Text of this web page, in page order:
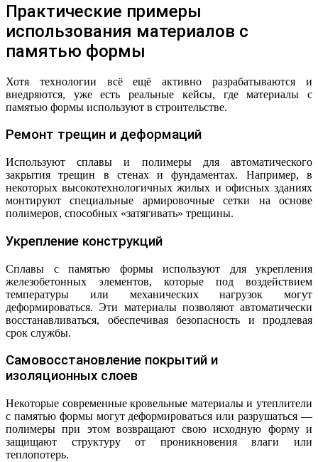
Практические примеры
использования материалов с
памятью формы
Хотя технологии всё ещё активно разрабатываются и
внедряются, уже есть реальные кейсы, где материалы с
памятью формы используют в строительстве.
Ремонт трещин и деформаций
Используют сплавы и полимеры для автоматического
закрытия трещин в стенах и фундаментах. Например, в
некоторых высокотехнологичных жилых и офисных зданиях
монтируют специальные армировочные сетки на основе
полимеров, способных «затягивать» трещины.
Укрепление конструкций
Сплавы с памятью формы используют для укрепления
железобетонных элементов, которые под воздействием
температуры или механических нагрузок могут
деформироваться. Эти материалы позволяют автоматически
восстанавливаться, обеспечивая безопасность и продлевая
срок службы.
Самовосстановление покрытий и
изоляционных слоев
Некоторые современные кровельные материалы и утеплители
с памятью формы могут деформироваться или разрушаться —
полимеры при этом возвращают свою исходную форму и
защищают структуру от проникновения влаги или
теплопотерь.